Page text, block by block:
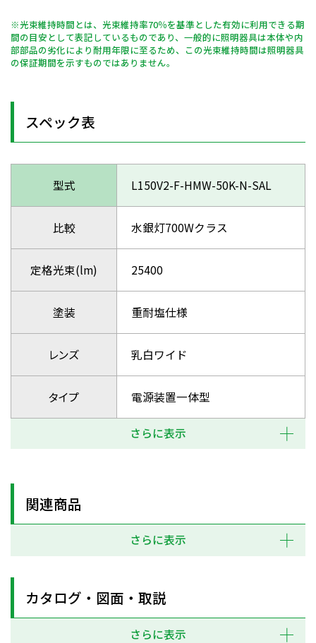
※光束維持時間とは、光束維持率70％を基準とした有効に利用できる期
間の目安として表記しているものであり、一般的に照明器具は本体や内
部部品の劣化により耐用年限に至るため、この光束維持時間は照明器具
の保証期間を示すものではありません。
スペック表
型式 L150V2-F-HMW-50K-N-SAL
比較 水銀灯700Wクラス
定格光束(lm) 25400
塗装 重耐塩仕様
レンズ 乳白ワイド
タイプ 電源装置一体型
さらに表示
関連商品
さらに表示
カタログ・図面・取説
さらに表示